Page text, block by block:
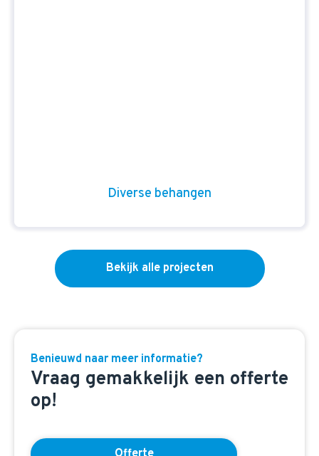
Diverse behangen
Bekijk alle projecten
Benieuwd naar meer informatie?
Vraag gemakkelijk een offerte
op!